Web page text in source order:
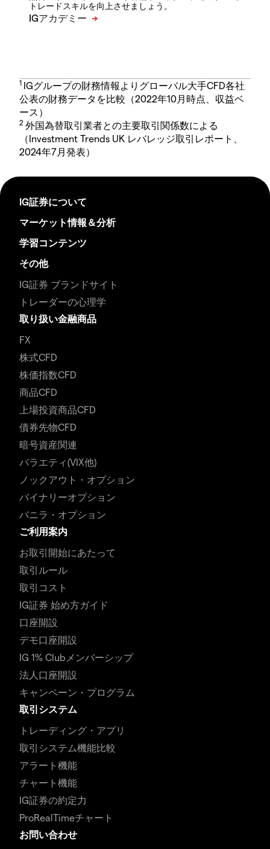
トレードスキルを向上させましょう。
1 IGグループの財務情報よりグローバル大手CFD各社
公表の財務データを比較（2022年10月時点、収益ベ
ース）
2 外国為替取引業者との主要取引関係数による
（Investment Trends UK レバレッジ取引レポート、
2024年7月発表）
IG証券について
マーケット情報＆分析
学習コンテンツ
その他
IG証券 ブランドサイト
トレーダーの心理学
取り扱い金融商品
FX
株式CFD
株価指数CFD
商品CFD
上場投資商品CFD
債券先物CFD
暗号資産関連
バラエティ(VIX他)
ノックアウト・オプション
バイナリーオプション
バニラ・オプション
ご利用案内
お取引開始にあたって
取引ルール
取引コスト
IG証券 始め方ガイド
口座開設
デモ口座開設
IG 1% Clubメンバーシップ
法人口座開設
キャンペーン・プログラム
取引システム
トレーディング・アプリ
取引システム機能比較
アラート機能
チャート機能
IG証券の約定力
ProRealTimeチャート
お問い合わせ